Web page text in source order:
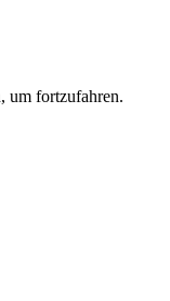
um fortzufahren.